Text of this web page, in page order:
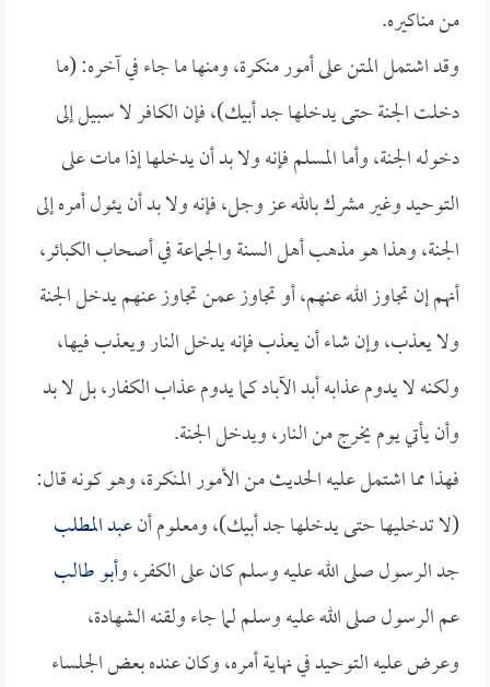
من مناكيره.
وقد اشتمل المتن على أمور منكرة، ومنها ما جاء في آخره: (ما
دخلت الجنة حتى يدخلها جد أبيك)، فإن الكافر لا سبيل إلى
دخوله الجنة، وأما المسلم فإنه ولا بد أن يدخلها إذا مات على
التوحيد وغير مشرك بالله عز وجل، فإنه ولا بد أن يئول أمره إلى
الجنة، وهذا هو مذهب أهل السنة والجماعة في أصحاب الكبائر،
أنهم إن تجاوز الله عنهم، أو تجاوز عمن تجاوز عنهم يدخل الجنة
ولا يعذب، وإن شاء أن يعذب فإنه يدخل النار ويعذب فيها،
ولكنه لا يدوم عذابه أبد الآباد كما يدوم عذاب الكفار، بل لا بد
وأن يأتي يوم يخرج من النار، ويدخل الجنة.
فهذا مما اشتمل عليه الحديث من الأمور المنكرة، وهو كونه قال:
(لا تدخليها حتى يدخلها جد أبيك)، ومعلوم أنعبد المطلب
جد الرسول صلى الله عليه وسلم كان على الكفر، وأبو طالب
عم الرسول صلى الله عليه وسلم لما جاء ولقنه الشهادة،
وعرض عليه التوحيد في نهاية أمره، وكان عنده بعض الجلساء